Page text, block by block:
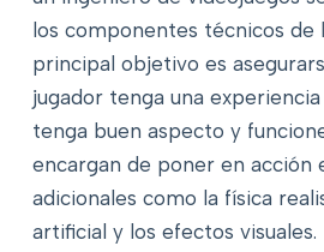
los componentes técnicos de
principal objetivo es
jugador tenga una
tenga buen aspecto y
encargan de poner en acción
adicionales como la física
artificial y los efectos visuales.